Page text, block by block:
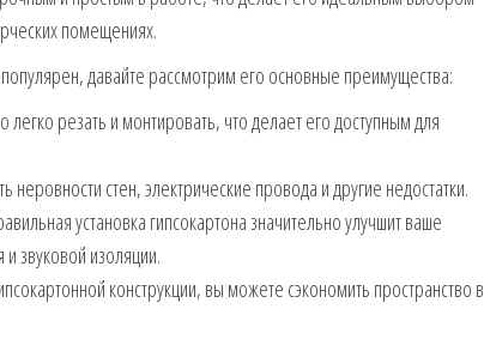
помещениях.
давайте рассмотрим его основные преимущества:
легко резать и монтировать, что делает его доступным для
стен, электрические провода и другие недостатки.
установка гипсокартона значительно улучшит ваше
и звуковой изоляции.
конструкции, вы можете сэкономить пространство в